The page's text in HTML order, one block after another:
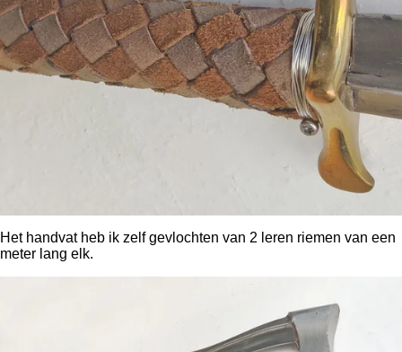
Het handvat heb ik zelf gevlochten van 2 leren riemen van een
meter lang elk.